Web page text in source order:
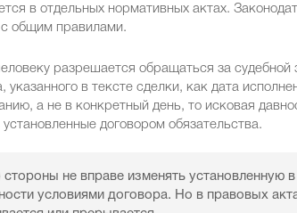
в отдельных нормативных актах.
с общим правилами.
разрешается обращаться за судебной
в тексте сделки, как дата
а не в конкретный день, то исковая
договором обязательства.
стороны не вправе изменять установленную
условиями договора. Но в правовых